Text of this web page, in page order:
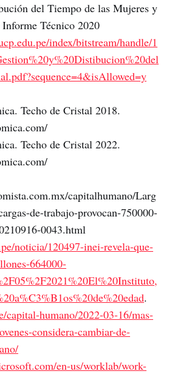
del Tiempo de las Mujeres y
Técnico 2020
index/bitstream/handle/1
Techo de Cristal 2018.
Techo de Cristal 2022.
capitalhumano/Larg
de-trabajo-provocan-750000-
0043.html
noticia/120497-inei-revela-que-
664000-
.
capital-humano/2022-03-16/mas-
considera-cambiar-de-
en-us/worklab/work-